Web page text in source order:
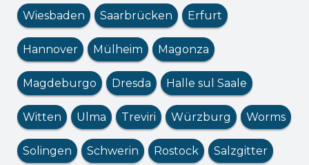
Wiesbaden Saarbrücken Erfurt
Hannover Mülheim Magonza
Magdeburgo Dresda Halle sul Saale
Witten Ulma Treviri Würzburg Worms
Solingen Schwerin Rostock Salzgitter